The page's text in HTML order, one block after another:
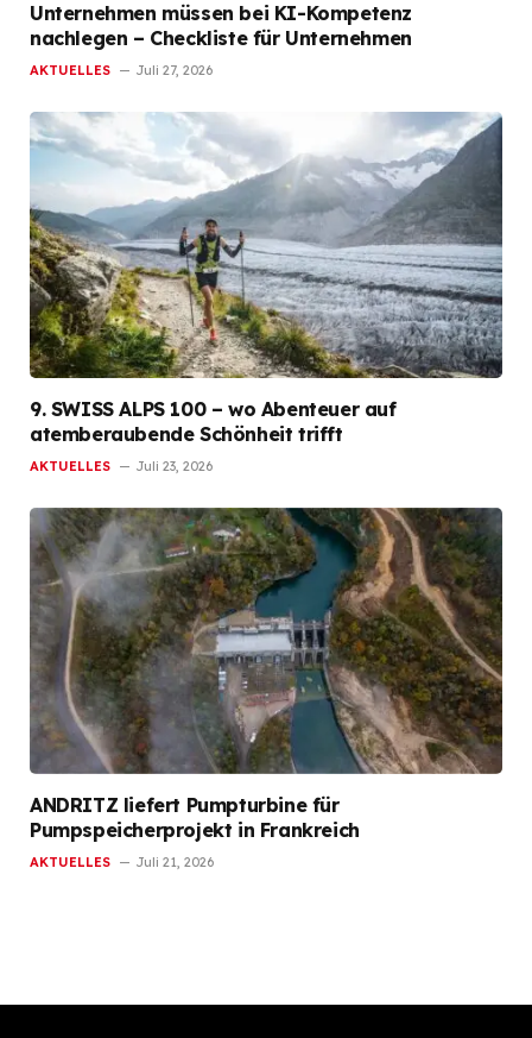
Unternehmen müssen bei KI-Kompetenz
nachlegen – Checkliste für Unternehmen
AKTUELLES Juli 27, 2026
9. SWISS ALPS 100 – wo Abenteuer auf
atemberaubende Schönheit trifft
AKTUELLES Juli 23, 2026
ANDRITZ liefert Pumpturbine für
Pumpspeicherprojekt in Frankreich
AKTUELLES Juli 21, 2026